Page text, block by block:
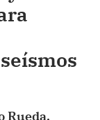
Rueda,